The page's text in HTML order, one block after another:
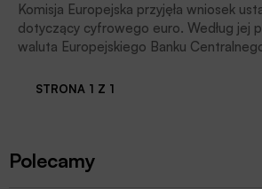
Komisja Europejska przyjęła wniosek
dotyczący cyfrowego euro. Według jej
waluta Europejskiego Banku
decydenci stawiają jednak wiele
STRONA 1 Z 1
Polecamy